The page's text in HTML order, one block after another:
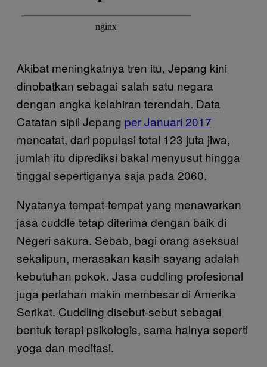
Akibat meningkatnya tren itu, Jepang kini
dinobatkan sebagai salah satu negara
dengan angka kelahiran terendah. Data
Catatan sipil Jepang per Januari 2017
mencatat, dari populasi total 123 juta jiwa,
jumlah itu diprediksi bakal menyusut hingga
tinggal sepertiganya saja pada 2060.
Nyatanya tempat-tempat yang menawarkan
jasa cuddle tetap diterima dengan baik di
Negeri sakura. Sebab, bagi orang aseksual
sekalipun, merasakan kasih sayang adalah
kebutuhan pokok. Jasa cuddling profesional
juga perlahan makin membesar di Amerika
Serikat. Cuddling disebut-sebut sebagai
bentuk terapi psikologis, sama halnya seperti
yoga dan meditasi.